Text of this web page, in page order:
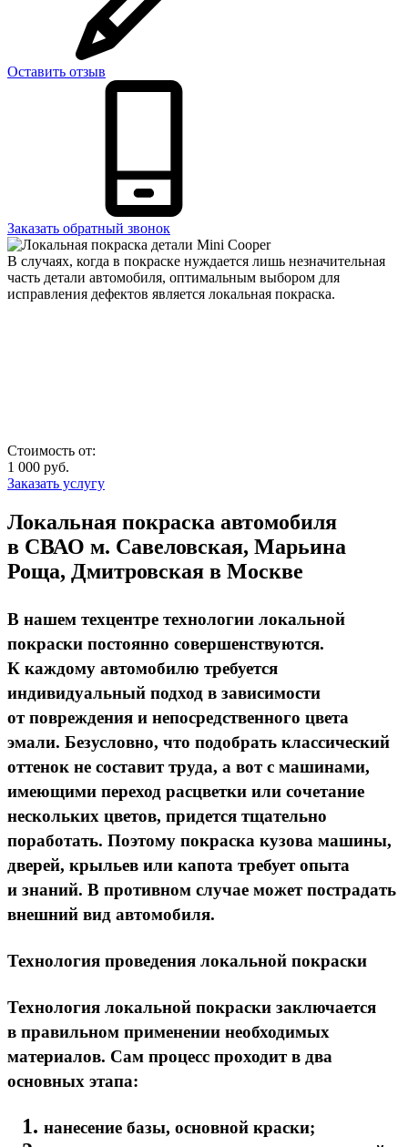
Оставить отзыв
Заказать обратный звонок
В случаях, когда в покраске нуждается лишь незначительная
часть детали автомобиля, оптимальным выбором для
исправления дефектов является локальная покраска.
Стоимость от:
1 000 руб.
Заказать услугу
Локальная покраска автомобиля
в СВАО м. Савеловская, Марьина
Роща, Дмитровская в Москве
В нашем техцентре технологии локальной
покраски постоянно совершенствуются.
К каждому автомобилю требуется
индивидуальный подход в зависимости
от повреждения и непосредственного цвета
эмали. Безусловно, что подобрать классический
оттенок не составит труда, а вот с машинами,
имеющими переход расцветки или сочетание
нескольких цветов, придется тщательно
поработать. Поэтому покраска кузова машины,
дверей, крыльев или капота требует опыта
и знаний. В противном случае может пострадать
внешний вид автомобиля.
Технология проведения локальной покраски
Технология локальной покраски заключается
в правильном применении необходимых
материалов. Сам процесс проходит в два
основных этапа:
нанесение базы, основной краски;